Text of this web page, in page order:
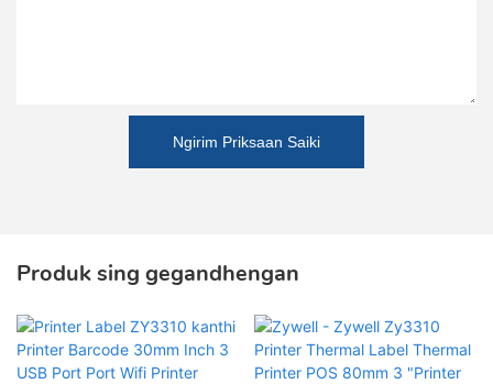
Ngirim Priksaan Saiki
Produk sing gegandhengan